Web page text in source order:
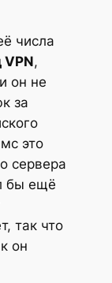
числа
VPN,
он не
за
это
сервера
бы ещё
так что
он